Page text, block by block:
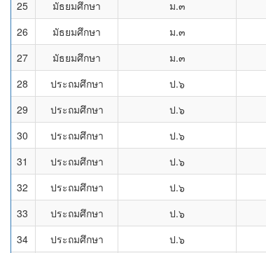
25
มัธยมศึกษา ม.๓
26
มัธยมศึกษา ม.๓
27
มัธยมศึกษา ม.๓
28
ประถมศึกษา ป.๖
29
ประถมศึกษา ป.๖
30
ประถมศึกษา ป.๖
31
ประถมศึกษา ป.๖
32
ประถมศึกษา ป.๖
33
ประถมศึกษา ป.๖
34
ประถมศึกษา ป.๖